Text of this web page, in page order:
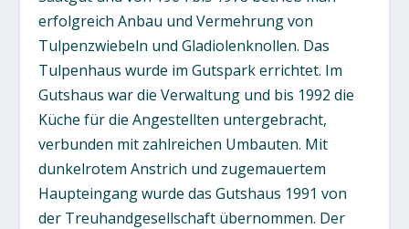
erfolgreich Anbau und Vermehrung von
Tulpenzwiebeln und Gladiolenknollen. Das
Tulpenhaus wurde im Gutspark errichtet. Im
Gutshaus war die Verwaltung und bis 1992 die
Küche für die Angestellten untergebracht,
verbunden mit zahlreichen Umbauten. Mit
dunkelrotem Anstrich und zugemauertem
Haupteingang wurde das Gutshaus 1991 von
der Treuhandgesellschaft übernommen. Der